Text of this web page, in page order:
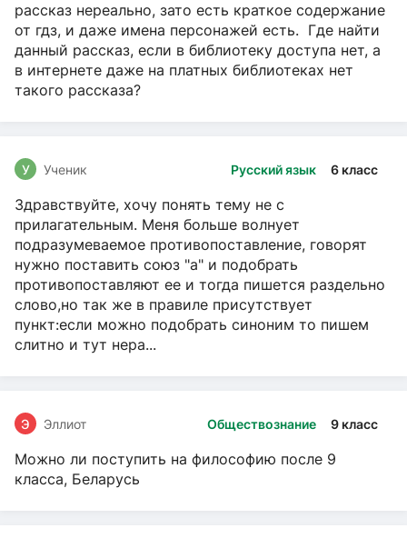
рассказ нереально, зато есть краткое содержание
от гдз, и даже имена персонажей есть. Где найти
данный рассказ, если в библиотеку доступа нет, а
в интернете даже на платных библиотеках нет
такого рассказа?
Русский язык 6 класс
У Ученик
Здравствуйте, хочу понять тему не с
прилагательным. Меня больше волнует
подразумеваемое противопоставление, говорят
нужно поставить союз "а" и подобрать
противопоставляют ее и тогда пишется раздельно
слово,но так же в правиле присутствует
пункт:если можно подобрать синоним то пишем
слитно и тут нера...
Обществознание 9 класс
Э Эллиот
Можно ли поступить на философию после 9
класса, Беларусь